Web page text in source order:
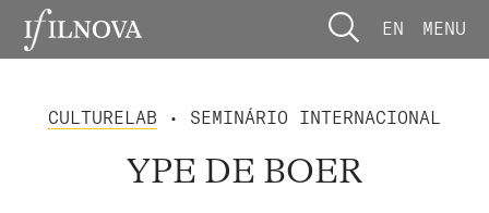
EN MENU
CULTURELAB • SEMINÁRIO INTERNACIONAL
YPE DE BOER